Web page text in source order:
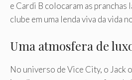
e Cardi B colocaram as pranchas
clube em uma lenda viva da vida
Uma atmosfera de
No universo de Vice City, o Jack